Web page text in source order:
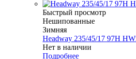
Быстрый просмотр
Нешипованные
Зимняя
Headway 235/45/17 97H
Нет в наличии
Подробнее